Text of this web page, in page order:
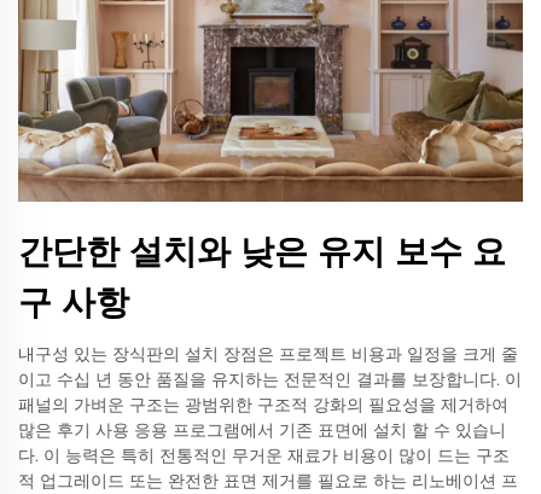
간단한 설치와 낮은 유지 보수 요
구 사항
내구성 있는 장식판의 설치 장점은 프로젝트 비용과 일정을 크게 줄
이고 수십 년 동안 품질을 유지하는 전문적인 결과를 보장합니다. 이
패널의 가벼운 구조는 광범위한 구조적 강화의 필요성을 제거하여
많은 후기 사용 응용 프로그램에서 기존 표면에 설치 할 수 있습니
다. 이 능력은 특히 전통적인 무거운 재료가 비용이 많이 드는 구조
적 업그레이드 또는 완전한 표면 제거를 필요로 하는 리노베이션 프